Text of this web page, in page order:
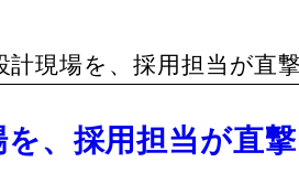
現場を、採用担当が直
、採用担当が直撃